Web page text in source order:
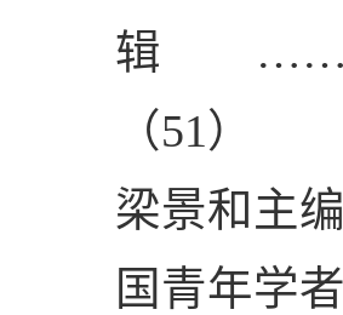
辑
（51）
梁景和主
国青年学